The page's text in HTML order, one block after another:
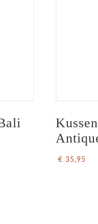
€ 35,95